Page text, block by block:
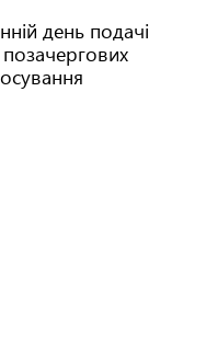
день подачі